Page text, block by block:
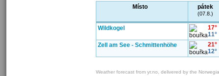
Místo pátek
(07.8.)
Wildkogel
17°
11°
Zell am See - Schmittenhöhe
21°
12°
Weather forecast from yr.no, delivered by the